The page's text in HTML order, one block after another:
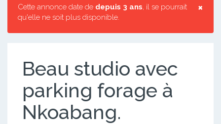
×
Cette annonce date de depuis 3 ans, il se pourrait
qu'elle ne soit plus disponible.
Beau studio avec
parking forage à
Nkoabang.